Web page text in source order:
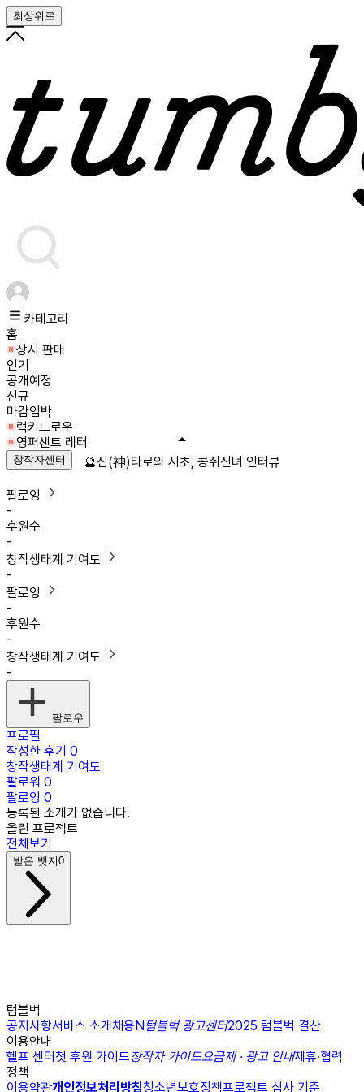
최상위로
카테고리
홈
상시 판매
인기
공개예정
신규
마감임박
럭키드로우
영퍼센트 레터
창작자센터
팔로잉
-
후원수
-
창작생태계 기여도
-
팔로잉
-
후원수
-
창작생태계 기여도
-
팔로우
프로필
작성한 후기 0
창작생태계 기여도
팔로워 0
팔로잉 0
등록된 소개가 없습니다.
올린 프로젝트
전체보기
받은 뱃지0
텀블벅
공지사항서비스 소개채용N텀블벅 광고센터2025 텀블벅 결산
이용안내
헬프 센터첫 후원 가이드창작자 가이드요금제 · 광고 안내제휴·협력
정책
이용약관개인정보처리방침청소년보호정책프로젝트 심사 기준
🔮신(神)타로의 시초, 콩쥐신녀 인터뷰